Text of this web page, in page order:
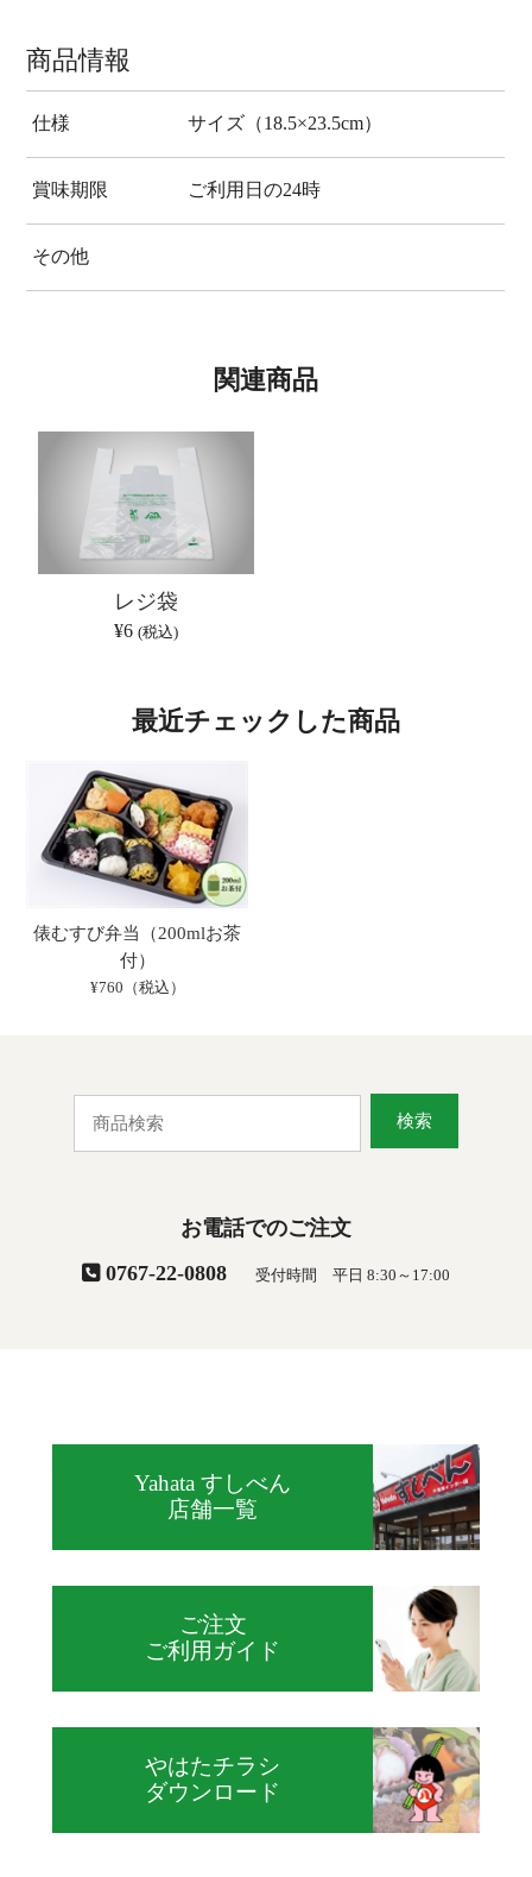
商品情報
仕様 サイズ（18.5×23.5cm）
賞味期限 ご利用日の24時
その他
関連商品
レジ袋
¥6(税込)
最近チェックした商品
俵むすび弁当（200mlお茶
付）
¥760（税込）
検索
お電話でのご注文
0767-22-0808
受付時間 平日 8:30～17:00
Yahata すしべん
店舗一覧
ご注文
ご利用ガイド
やはたチラシ
ダウンロード